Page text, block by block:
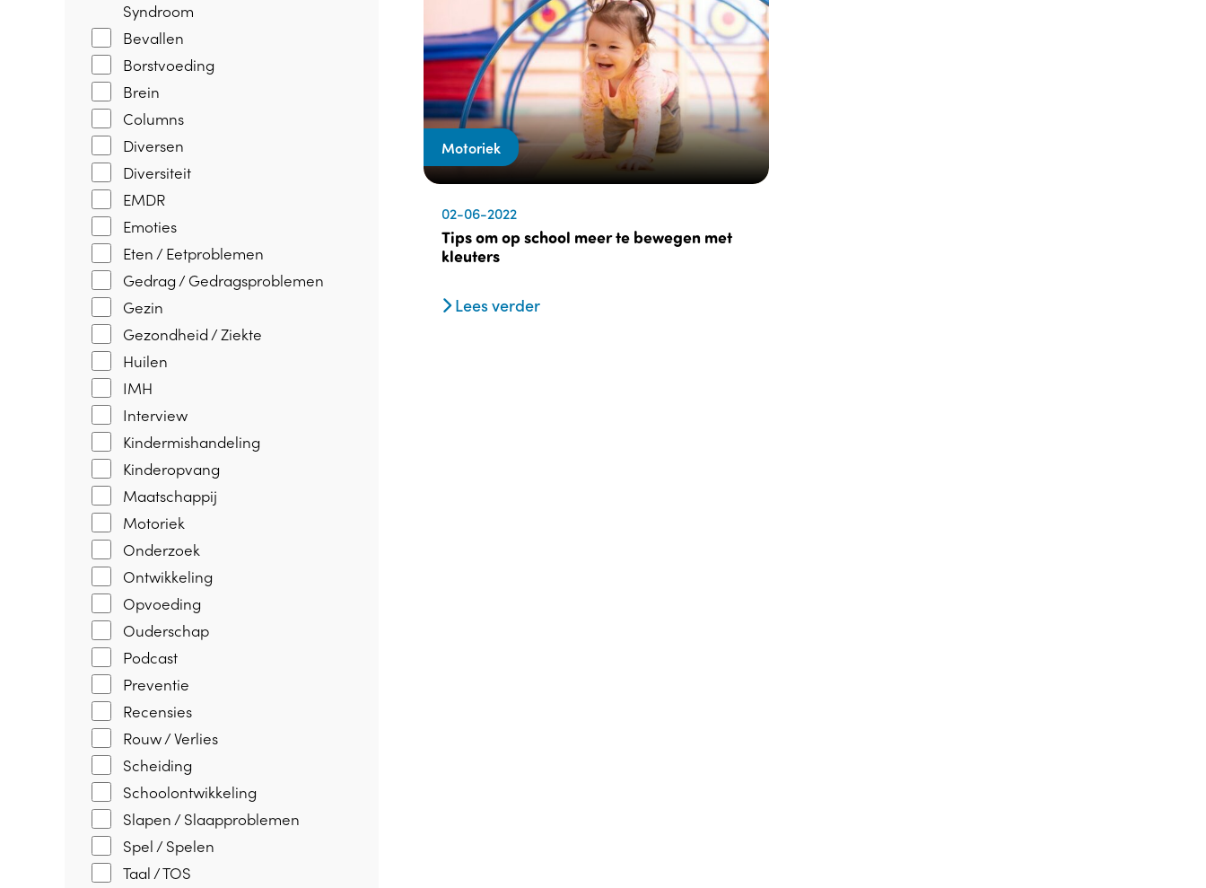
Syndroom
Bevallen
Borstvoeding
Brein
Columns
Diversen
Diversiteit
EMDR
Emoties
Eten / Eetproblemen
Gedrag / Gedragsproblemen
Gezin
Gezondheid / Ziekte
Huilen
IMH
Interview
Kindermishandeling
Kinderopvang
Maatschappij
Motoriek
Onderzoek
Ontwikkeling
Opvoeding
Ouderschap
Podcast
Preventie
Recensies
Rouw / Verlies
Scheiding
Schoolontwikkeling
Slapen / Slaapproblemen
Spel / Spelen
Taal / TOS
Motoriek
02-06-2022
Tips om op school meer te bewegen met
kleuters
Lees verder